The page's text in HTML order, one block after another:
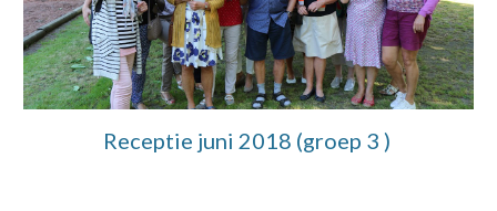
Receptie juni 2018 (groep 3 )